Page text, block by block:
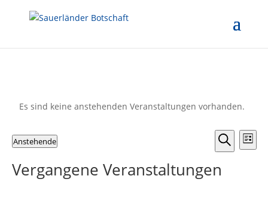
Es sind keine anstehenden Veranstaltungen vorhanden.
Suche
und
Suche
Liste
Anstehende
wählen.
Vergangene Veranstaltungen